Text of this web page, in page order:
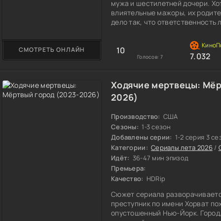
мужа и шестилетней дочери.
влиятельные мажоры, их
дело так, что
СМОТРЕТЬ ОНЛАЙН 10
Голосов: 7 7.032
Ходячие мертвецы:
2026)
Производство: США
Сезоны: 1-3 сезон
Добавлены серии: 1-2 серия 3
Категории: Сериалы лета 2026/
Идёт: 36-47 мин эпизод
Премьера:
Качество: HDRip
Сюжет сериала
преступник по имени Хорват
опустошенный Нью-Йорк.